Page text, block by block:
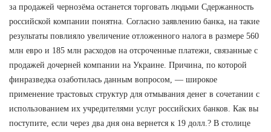
за продажей чернозёма останется торговать людьми Сдержанность
российской компании понятна. Согласно заявлению банка, на такие
результаты повлияло увеличение отложенного налога в размере 560
млн евро и 185 млн расходов на отсроченные платежи, связанные с
продажей дочерней компании на Украине. Причина, по которой
финразведка озаботилась данным вопросом, — широкое
применение трастовых структур для отмывания денег в сочетании с
использованием их учредителями услуг российских банков. Как вы
поступите, если через два дня она вернется к 19 долл.? В столице